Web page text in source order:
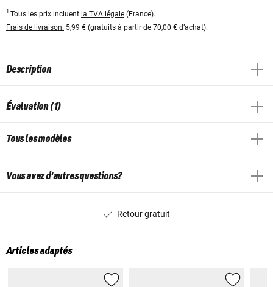
1 Tous les prix incluent la TVA légale (France).
Frais de livraison: 5,99 € (gratuits à partir de 70,00 € d’achat).
Description
Évaluation (1)
Tous les modèles
Vous avez d'autres questions?
Retour gratuit
Articles adaptés